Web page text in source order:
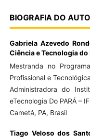
BIOGRAFIA DO
Gabriela Azevedo
Ciência e Tecnologia do
Mestranda no
Profissional e
Administradora do
eTecnologia Do PARÁ –
Cametá, PA, Brasil
Tiago Veloso dos